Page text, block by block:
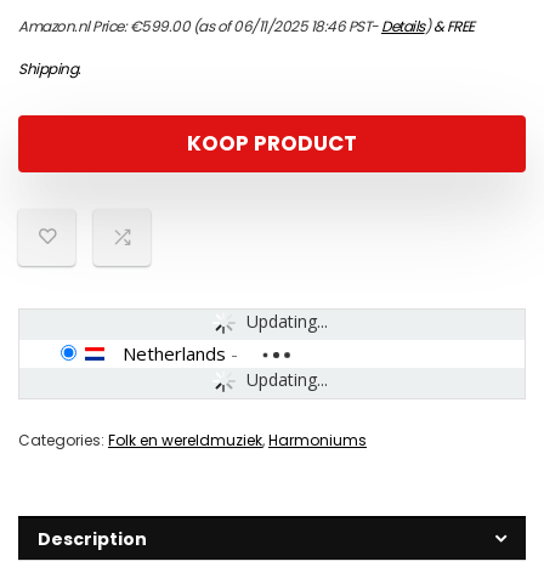
Amazon.nl Price:€599.00(as of 06/11/2025 18:46 PST-Details)&FREE
Shipping.
KOOP PRODUCT
Updating...
Updating...
Netherlands -
Categories: Folk en wereldmuziek,Harmoniums
Description